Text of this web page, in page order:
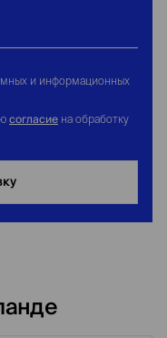
и информационных
согласие на обработку